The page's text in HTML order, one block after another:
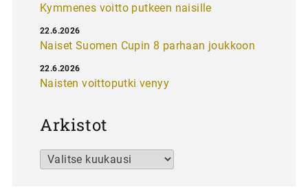
Kymmenes voitto putkeen naisille
Naiset Suomen Cupin 8 parhaan joukkoon
22.6.2026
Naisten voittoputki venyy
22.6.2026
Arkistot
Arkistot